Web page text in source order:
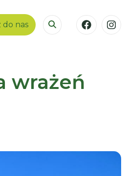
do nas
wrażeń